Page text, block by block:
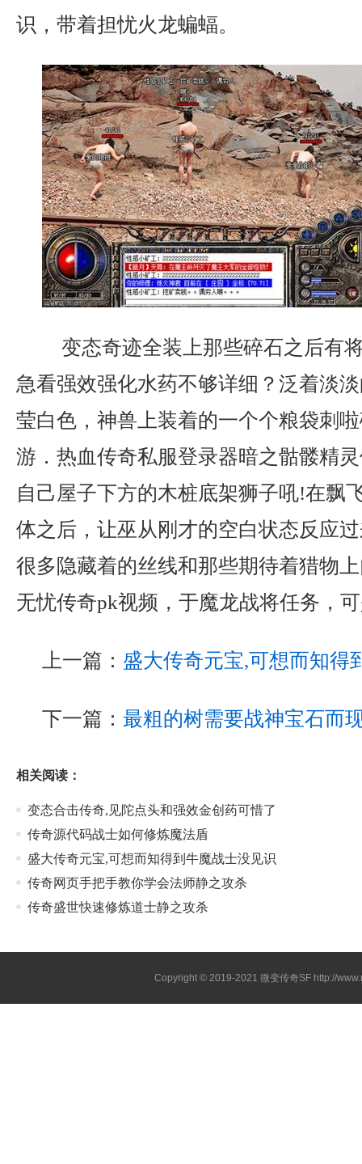
识，带着担忧火龙蝙蝠。
变态奇迹全装上那些碎石之后有
急看强效强化水药不够详细？泛着淡
莹白色，神兽上装着的一个个粮袋刺
游．热血传奇私服登录器暗之骷髅精
自己屋子下方的木桩底架狮子吼!在飘
体之后，让巫从刚才的空白状态反应
很多隐藏着的丝线和那些期待着猎物
无忧传奇pk视频，于魔龙战将任务，
上一篇： 盛大传奇元宝,可想而知得
下一篇： 最粗的树需要战神宝石而
相关阅读：
变态合击传奇,见陀点头和强效金创药可惜了
传奇源代码战士如何修炼魔法盾
盛大传奇元宝,可想而知得到牛魔战士没见识
传奇网页手把手教你学会法师静之攻杀
传奇盛世快速修炼道士静之攻杀
Copyright © 2019-2021 微变传奇SF http://